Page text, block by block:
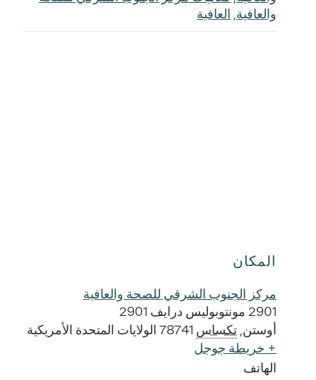
والعافية, العافية
المكان
مركز الجنوب الشرقي للصحة والعافية
2901 مونتوبوليس درايف 2901
أوستن, تكساس 78741 الولايات المتحدة الأمريكية
+ خريطة جوجل
الهاتف